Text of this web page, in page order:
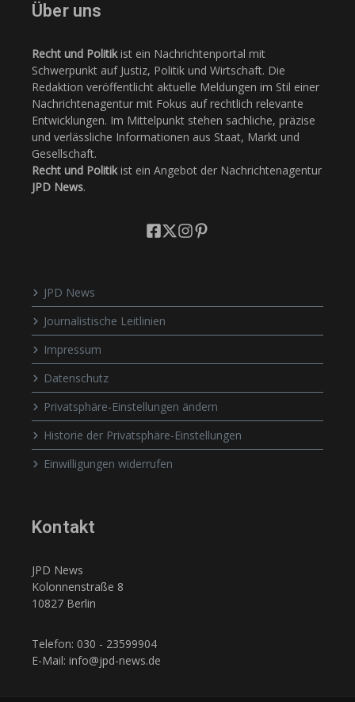
Über uns
Recht und Politikist ein Nachrichtenportal mit
Schwerpunkt auf Justiz, Politik und Wirtschaft. Die
Redaktion veröffentlicht aktuelle Meldungen im Stil einer
Nachrichtenagentur mit Fokus auf rechtlich relevante
Entwicklungen. Im Mittelpunkt stehen sachliche, präzise
und verlässliche Informationen aus Staat, Markt und
Gesellschaft.
Recht und Politikist ein Angebot der Nachrichtenagentur
JPD News.
JPD News
Journalistische Leitlinien
Impressum
Datenschutz
Privatsphäre-Einstellungen ändern
Historie der Privatsphäre-Einstellungen
Einwilligungen widerrufen
Kontakt
JPD News
Kolonnenstraße 8
10827 Berlin
Telefon: 030 - 23599904
E-Mail: info@jpd-news.de